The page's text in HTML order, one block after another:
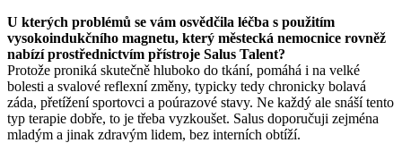
U kterých problémů se vám osvědčila léčba s použitím
vysokoindukčního magnetu, který městecká nemocnice rovněž
nabízí prostřednictvím přístroje Salus Talent?
Protože proniká skutečně hluboko do tkání, pomáhá i na velké
bolesti a svalové reflexní změny, typicky tedy chronicky bolavá
záda, přetížení sportovci a poúrazové stavy. Ne každý ale snáší tento
typ terapie dobře, to je třeba vyzkoušet. Salus doporučuji zejména
mladým a jinak zdravým lidem, bez interních obtíží.